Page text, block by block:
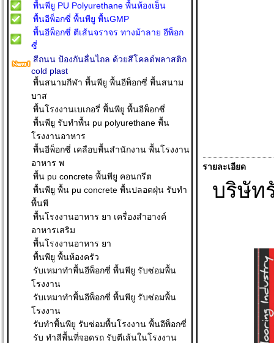
พื้นพียู PU Polyurethane พื้นห้องเย็น
พื้นอีพ็อกซี่ พื้นพียู พื้นGMP
พื้นอีพ็อกซี่ ตีเส้นจราจร ทางม้าลาย อีพ็อก
ซี่
สีถนน ป้องกันลื่นไถล ด้วยสีโคลด์พลาสติก
cold plast
พื้นสนามกีฬา พื้นพียู พื้นอีพ็อกซี่ พื้นสนาม
บาส
พื้นโรงงานเบเกอรี่ พื้นพียู พื้นอีพ็อกซี่
พื้นพียู รับทำพื้น pu polyurethane พื้น
โรงงานอาหาร
พื้นอีพ็อกซี่ เคลือบพื้นสำนักงาน พื้นโรงงาน
อาหาร พ
พื้น pu concrete พื้นพียู คอนกรีต
พื้นพียู พื้น pu concrete พื้นปลอดฝุ่น รับทำ
พื้นพี
พื้นโรงงานอาหาร ยา เครื่องสำอางค์
อาหารเสริม
พื้นโรงงานอาหาร ยา
พื้นพียู พื้นห้องครัว
รับเหมาทำพื้นอีพ็อกซี่ พื้นพียู รับซ่อมพื้น
โรงงาน
รับเหมาทำพื้นอีพ็อกซี่ พื้นพียู รับซ่อมพื้น
โรงงาน
รับทำพื้นพียู รับซ่อมพื้นโรงงาน พื้นอีพ็อกซี่
รับ ทําสีพื้นที่จอดรถ รับตีเส้นในโรงงาน
รายละเอียด
บริษัท